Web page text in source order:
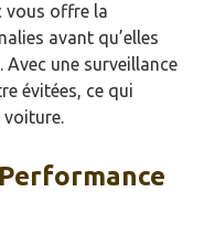
vous offre la
avant qu’elles
Avec une surveillance
évitées, ce qui